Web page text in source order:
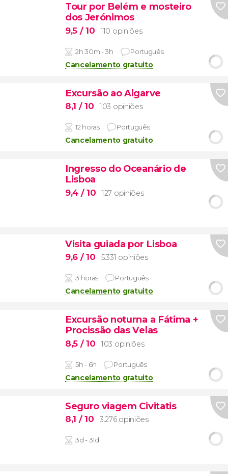
Tour por Belém e mosteiro
dos Jerónimos
9,5 / 10 110 opiniões
2h 30m - 3h Português
Cancelamento gratuito
Excursão ao Algarve
8,1 / 10 103 opiniões
12 horas Português
Cancelamento gratuito
Ingresso do Oceanário de
Lisboa
9,4 / 10 127 opiniões
Visita guiada por Lisboa
9,6 / 10 5.331 opiniões
3 horas Português
Cancelamento gratuito
Excursão noturna a Fátima +
Procissão das Velas
8,5 / 10 103 opiniões
5h - 6h Português
Cancelamento gratuito
Seguro viagem Civitatis
8,1 / 10 3.276 opiniões
3d - 31d